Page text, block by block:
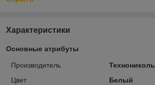
Характеристики
Основные атрибуты
Производитель
Технониколь
Цвет
Белый